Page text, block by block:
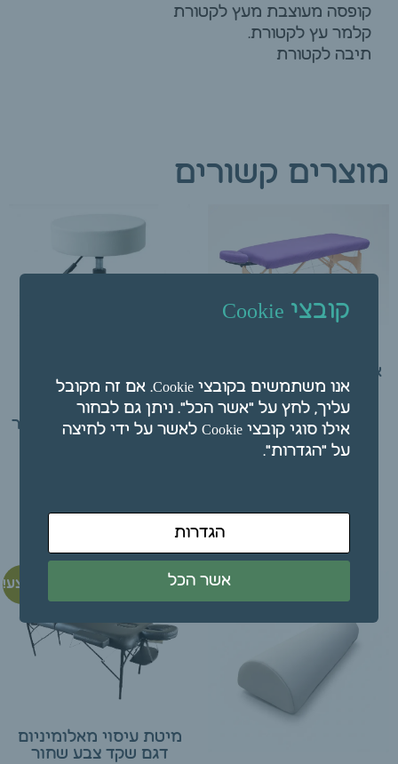
קופסה מעוצבת מעץ לקטורת
קלמר עץ לקטורת.
תיבה לקטורת
מוצרים קשורים
איכותיים ח"פ-אל בד עם
גומי (תוצרת הארץ)
₪60.00
הוספה לסל
כיסא עגול פנאומטי
איכותי ללא משענת (קוטר
הוספה לסל
מבצע!
מיטת עיסוי מאלומיניום
דגם שקד צבע שחור
קובצי Cookie
אנו משתמשים בקובצי Cookie. אם זה מקובל
עליך, לחץ על "אשר הכל". ניתן גם לבחור
אילו סוגי קובצי Cookie לאשר על ידי לחיצה
על "הגדרות".
הגדרות
אשר הכל